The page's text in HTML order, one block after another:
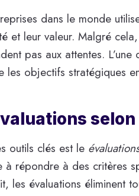
dans le monde
et leur valeur. Malgré
pas aux attentes. L’une
les objectifs stratégiques
selon
outils clés est le
à répondre à des critères
les évaluations éliminent